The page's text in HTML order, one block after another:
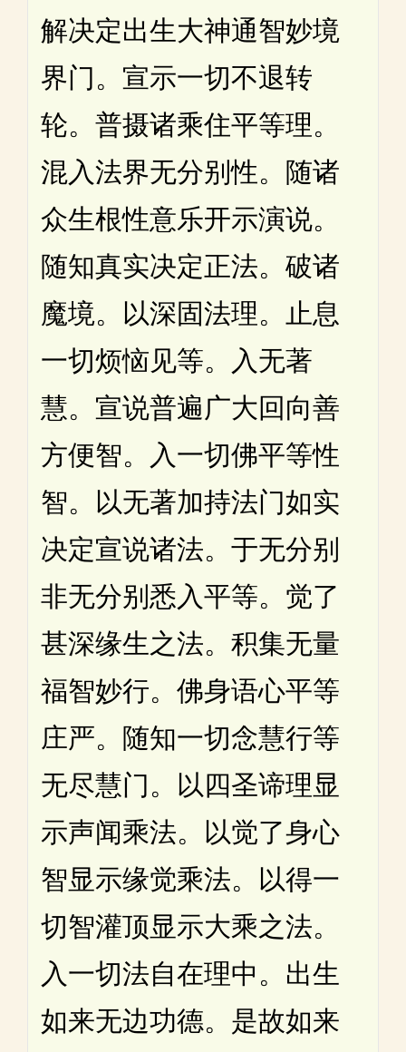
解决定出生大神通智妙境
界门。宣示一切不退转
轮。普摄诸乘住平等理。
混入法界无分别性。随诸
众生根性意乐开示演说。
随知真实决定正法。破诸
魔境。以深固法理。止息
一切烦恼见等。入无著
慧。宣说普遍广大回向善
方便智。入一切佛平等性
智。以无著加持法门如实
决定宣说诸法。于无分别
非无分别悉入平等。觉了
甚深缘生之法。积集无量
福智妙行。佛身语心平等
庄严。随知一切念慧行等
无尽慧门。以四圣谛理显
示声闻乘法。以觉了身心
智显示缘觉乘法。以得一
切智灌顶显示大乘之法。
入一切法自在理中。出生
如来无边功德。是故如来